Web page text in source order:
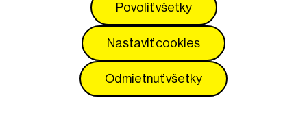
Povoliť všetky
Nastaviť cookies
Odmietnuť všetky
Prevádzkový poriadok
Vyhlásenie o prístupnosti Služby
Nastavenia cookies